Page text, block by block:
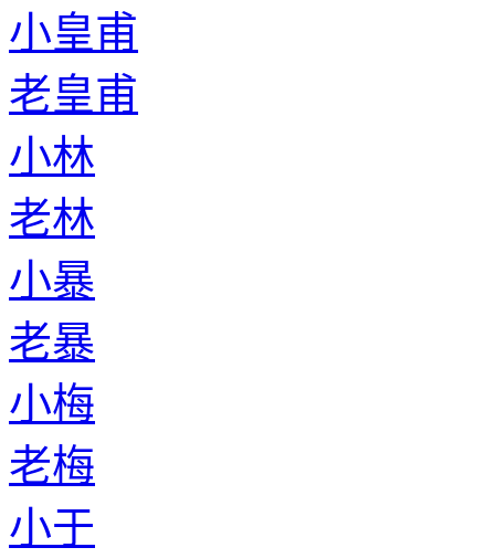
小皇甫
老皇甫
小林
老林
小暴
老暴
小梅
老梅
小于